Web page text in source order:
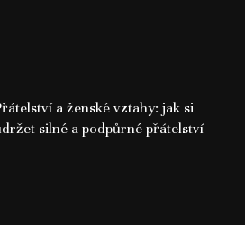
a ženské vztahy: jak si
silné a podpůrné přátelství